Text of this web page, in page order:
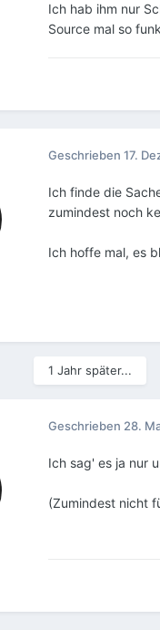
Ich hab ihm nur
Source mal so
Geschrieben 17.
Ich finde die
zumindest noch
Ich hoffe mal, es
1 Jahr später...
Geschrieben 28.
Ich sag' es ja nur
(Zumindest nicht